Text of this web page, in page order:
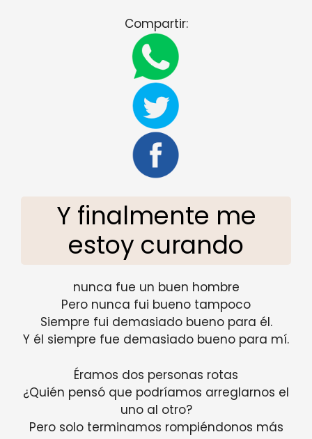
Compartir:
Y finalmente me
estoy curando
nunca fue un buen hombre
Pero nunca fui bueno tampoco
Siempre fui demasiado bueno para él.
Y él siempre fue demasiado bueno para mí.
Éramos dos personas rotas
¿Quién pensó que podríamos arreglarnos el
uno al otro?
Pero solo terminamos rompiéndonos más